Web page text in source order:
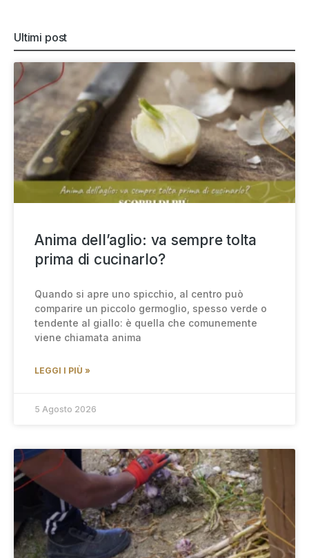
Ultimi post
Anima dell’aglio: va sempre tolta
prima di cucinarlo?
Quando si apre uno spicchio, al centro può
comparire un piccolo germoglio, spesso verde o
tendente al giallo: è quella che comunemente
viene chiamata anima
LEGGI I PIÙ »
5 Agosto 2026